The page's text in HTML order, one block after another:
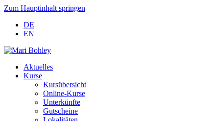
Zum Hauptinhalt springen
DE
EN
Aktuelles
Kurse
Kursübersicht
Online-Kurse
Unterkünfte
Gutscheine